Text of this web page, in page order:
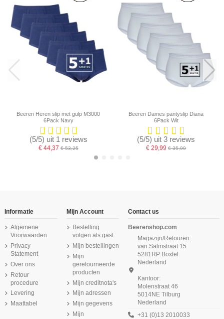
Beeren Heren slip met gulp M3000
6Pack Navy
(5/5) uit 1 reviews
€ 44,37€ 53,25
Beeren Dames pantyslip Diana
6Pack Wit
(5/5) uit 3 reviews
€ 29,99€ 35,99
Beeren Heren boxershort Roger
2Pack Navy
Beeren Heren Extra lang T-shirt met
O-hals M3000 Zwart
Product is beschikbaar met verschillende opties
Beeren Dames boxershort Comfort
Feeling 2Pack Wit
Beeren Meisjes hemd Comfort
Feeling Wit
Beeren Meisjes Mix&Match hemd
Zalm D.Blauw 2Pack
Beeren Meisjes Mix&Match boxers
Mint/Turqouise 2Pack
Beeren Dames boxershort Softly met
lange pijp 2Pack Beige
Beeren Meisjes slip Comfort Feeling
2Pack Zwart
Informatie
Algemene
Voorwaarden
Privacy
Statement
Over ons
Retour
procedure
Levering
Maattabel
Mijn Account
Bestelling
volgen als gast
Mijn bestellingen
Mijn
geretourneerde
producten
Mijn creditnota's
Mijn adressen
Mijn gegevens
Mijn
Contact us
Beerenshop.com
Magazijn/Retouren:
van Salmstraat 15
5281RP Boxtel
Nederland
Kantoor:
Molenstraat 46
5014NE Tilburg
Nederland
+31 (0)13 2010033